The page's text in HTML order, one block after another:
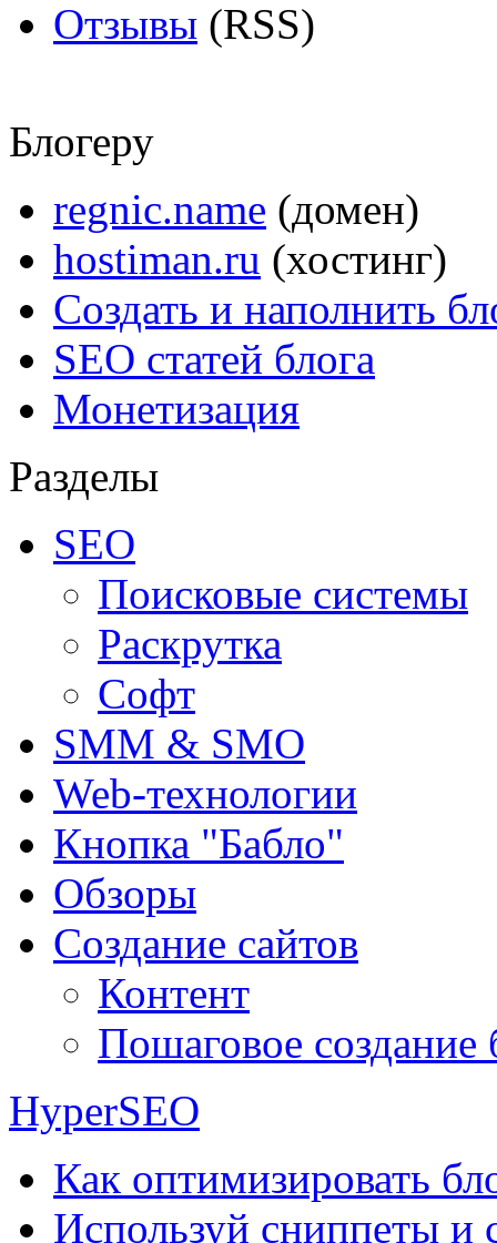
Отзывы (RSS)
Блогеру
regnic.name (домен)
hostiman.ru (хостинг)
Создать и наполнить
SEO статей блога
Монетизация
Разделы
SEO
Поисковые системы
Раскрутка
Софт
SMM & SMO
Web-технологии
Кнопка "Бабло"
Обзоры
Создание сайтов
Контент
Пошаговое создание
HyperSEO
Как оптимизировать
Используй сниппеты и